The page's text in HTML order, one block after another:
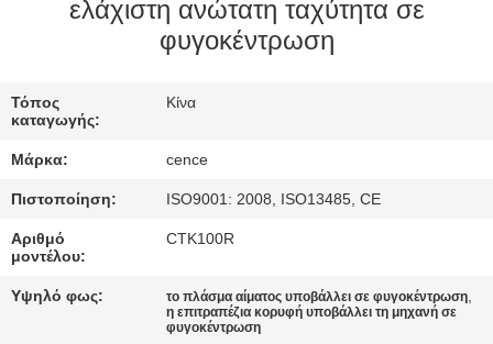
ΈΛΕΓΧΟΣ
ΠΟΙΌΤΗΤΑΣ
ΕΠΙΚΟΙΝΩΝΉΣΤΕ
ΜΑΖΊ
ΜΑΣ
ΕΙΔΉΣΕΙΣ
ΥΠΟΘΈΣΕΙΣ
ελάχιστη ανώτατη ταχύτητα σε
φυγοκέντρωση
Τόπος
καταγωγής:
Κίνα
Μάρκα: cence
Πιστοποίηση: ISO9001: 2008, ISO13485, CE
Αριθμό
μοντέλου:
CTK100R
Υψηλό φως: το πλάσμα αίματος υποβάλλει σε φυγοκέντρωση,
η επιτραπέζια κορυφή υποβάλλει τη μηχανή σε
φυγοκέντρωση